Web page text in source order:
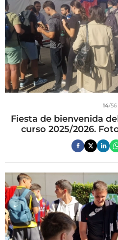
14/56
Fiesta de bienvenida
curso 2025/2026.